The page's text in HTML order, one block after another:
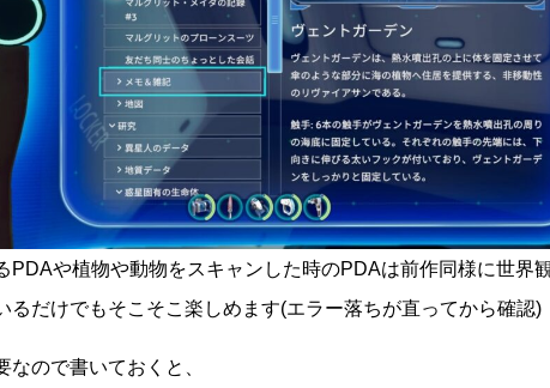
PDAや植物や動物をスキャンした時のPDAは前作同様に世界
るだけでもそこそこ楽しめます(エラー落ちが直ってから確認)
なので書いておくと、